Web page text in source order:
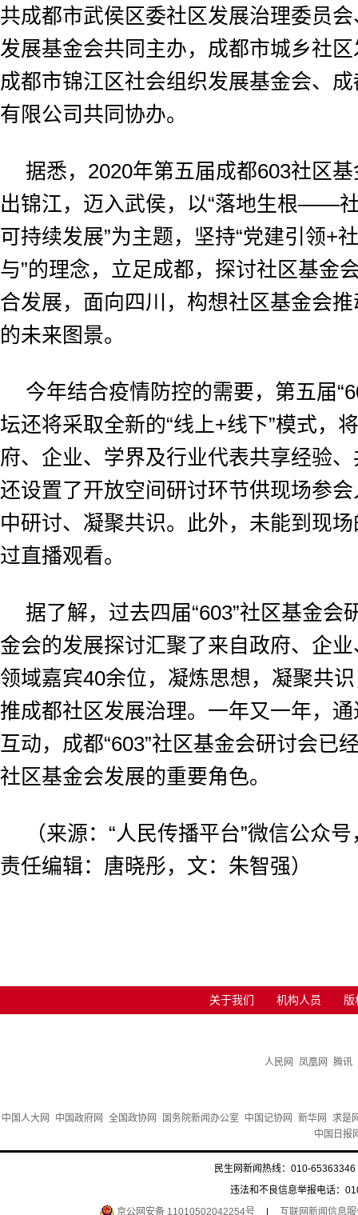
共成都市武侯区委社区发展治理委员
发展基金会共同主办，成都市城乡社
成都市锦江区社会组织发展基金会、
有限公司共同协办。
据悉，2020年第五届成都603社区
出锦江，迈入武侯，以“落地生根——
可持续发展”为主题，坚持“党建引领+
与”的理念，立足成都，探讨社区基金
合发展，面向四川，构想社区基金会
的未来图景。
今年结合疫情防控的需要，第五届
坛还将采取全新的“线上+线下”模式，
府、企业、学界及行业代表共享经验
还设置了开放空间研讨环节供现场参
中研讨、凝聚共识。此外，未能到现
过直播观看。
据了解，过去四届“603”社区基金会
金会的发展探讨汇聚了来自政府、企
领域嘉宾40余位，凝炼思想，凝聚共
推成都社区发展治理。一年又一年，
互动，成都“603”社区基金会研讨会已
社区基金会发展的重要角色。
（来源：“人民传播平台”微信公众
责任编辑：唐晓彤，文：朱智强）
关于我们 机构人员 版
人民网 凤凰网 腾讯
中国人大网 中国政府网 全国政协网 国务院新闻办公室 中国记协网 新华网
求是
中国日报
民生网新闻热线：010-
违法和不良信息举报电话：
京公网安备 11010502042254号
互联网新闻信息